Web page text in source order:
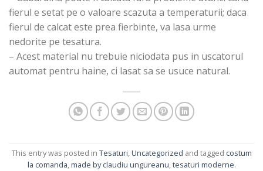
fierul e setat pe o valoare scazuta a temperaturii; daca
fierul de calcat este prea fierbinte, va lasa urme
nedorite pe tesatura.
– Acest material nu trebuie niciodata pus in uscatorul
automat pentru haine, ci lasat sa se usuce natural.
This entry was posted in Tesaturi,Uncategorized and tagged costum
la comanda,made by claudiu ungureanu,tesaturi moderne.